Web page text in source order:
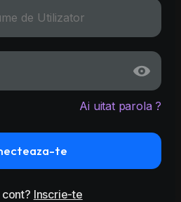
Ai uitat parola ?
te
Inscrie-te